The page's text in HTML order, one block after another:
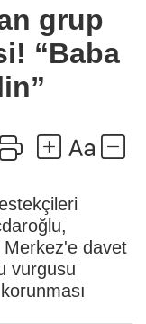
grup
“Baba
Merkez'e davet
vurgusu